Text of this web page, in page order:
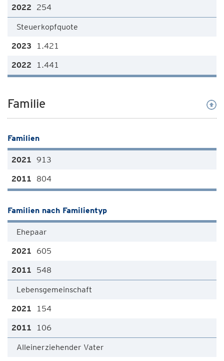
254
Steuerkopfquote
1.421
1.441
Familie
Familien
913
804
Familien nach Familientyp
Ehepaar
605
548
Lebensgemeinschaft
154
106
Alleinerziehender Vater